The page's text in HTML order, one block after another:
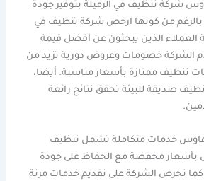
شركة تنظيف في الرميلة بتوفير جودة
بالرغم من كونها ارخص شركة تنظيف في
العملاء الذين يبحثون عن أفضل قيمة
الشركة خصومات وعروض دورية تزيد من
تنظيف ممتازة بأسعار مناسبة. أيضا،
صديقة للبيئة تحقق نتائج رائعة
هاوس خدمات متكاملة تشمل تنظيف
بأسعار مخفضة مع الحفاظ على جودة
كما تحرص الشركة على تقديم خدمات مرنة